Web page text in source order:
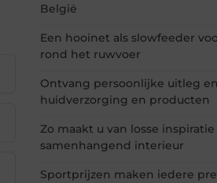
België
Een hooinet als slowfeeder
rond het ruwvoer
Ontvang persoonlijke uitleg
huidverzorging en producten
Zo maakt u van losse inspiratie
samenhangend interieur
Sportprijzen maken iedere